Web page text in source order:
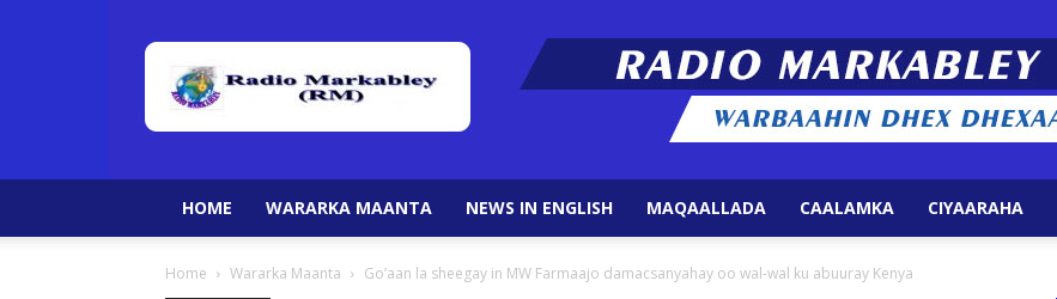
HOME WARARKA MAANTA NEWS IN ENGLISH MAQAALLADA CAALAMKA CIYAARAHA
Home Wararka Maanta Go’aan la sheegay in MW Farmaajo damacsanyahay oo wal-wal ku abuuray Kenya